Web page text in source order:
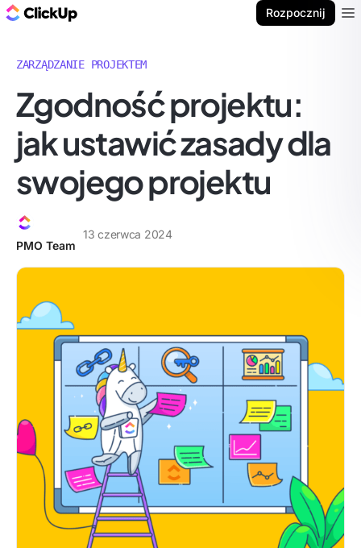
Rozpocznij
ZARZĄDZANIE PROJEKTEM
Zgodność projektu:
jak ustawić zasady dla
swojego projektu
PMO Team
13 czerwca 2024